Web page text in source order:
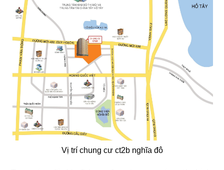
Vị trí chung cư ct2b nghĩa đô